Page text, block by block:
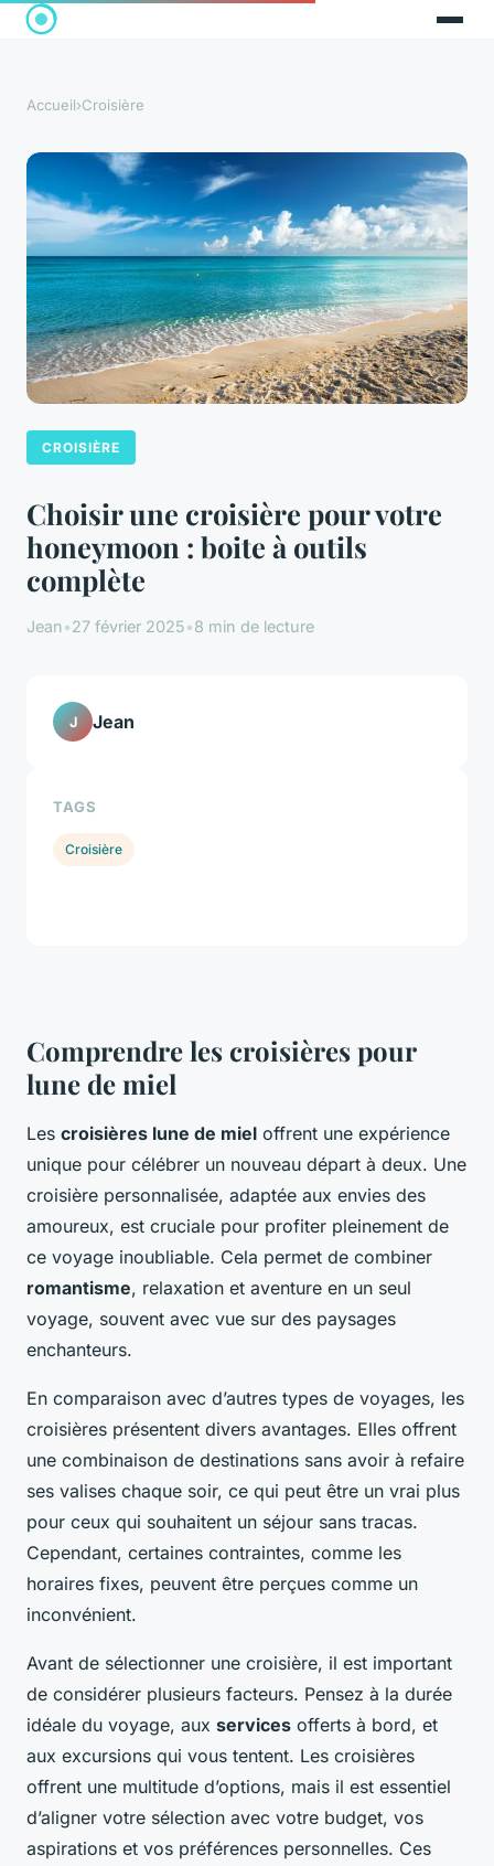
Accueil›Croisière
CROISIÈRE
Choisir une croisière pour votre
honeymoon : boite à outils
complète
Jean•27 février 2025•8 min de lecture
Comprendre les croisières pour
lune de miel
Les croisières lune de miel offrent une expérience
unique pour célébrer un nouveau départ à deux. Une
croisière personnalisée, adaptée aux envies des
amoureux, est cruciale pour profiter pleinement de
ce voyage inoubliable. Cela permet de combiner
romantisme, relaxation et aventure en un seul
voyage, souvent avec vue sur des paysages
enchanteurs.
En comparaison avec d’autres types de voyages, les
croisières présentent divers avantages. Elles offrent
une combinaison de destinations sans avoir à refaire
ses valises chaque soir, ce qui peut être un vrai plus
pour ceux qui souhaitent un séjour sans tracas.
Cependant, certaines contraintes, comme les
horaires fixes, peuvent être perçues comme un
inconvénient.
Avant de sélectionner une croisière, il est important
de considérer plusieurs facteurs. Pensez à la durée
idéale du voyage, aux services offerts à bord, et
aux excursions qui vous tentent. Les croisières
offrent une multitude d’options, mais il est essentiel
d’aligner votre sélection avec votre budget, vos
aspirations et vos préférences personnelles. Ces
J Jean
TAGS
Croisière